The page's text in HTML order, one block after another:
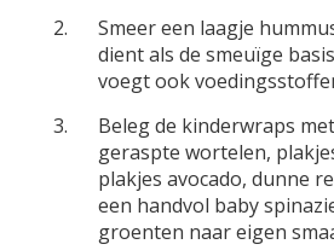
Smeer een laagje
dient als de smeuïge
voegt ook
Beleg de kinderwraps
geraspte wortelen,
plakjes avocado, dunne
een handvol baby
groenten naar eigen